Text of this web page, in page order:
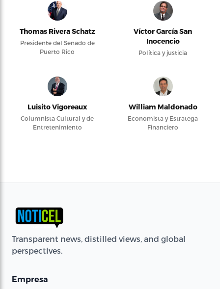
Thomas Rivera Schatz
Presidente del Senado de
Puerto Rico
Víctor García San
Inocencio
Política y justicia
Luisito Vigoreaux
Columnista Cultural y de
Entretenimiento
William Maldonado
Economista y Estratega
Financiero
Transparent news, distilled views, and global
perspectives.
Empresa